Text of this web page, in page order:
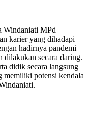
Windaniati MPd
karier yang dihadapi
hadirnya pandemi
dilakukan secara daring.
didik secara langsung
memiliki potensi kendala